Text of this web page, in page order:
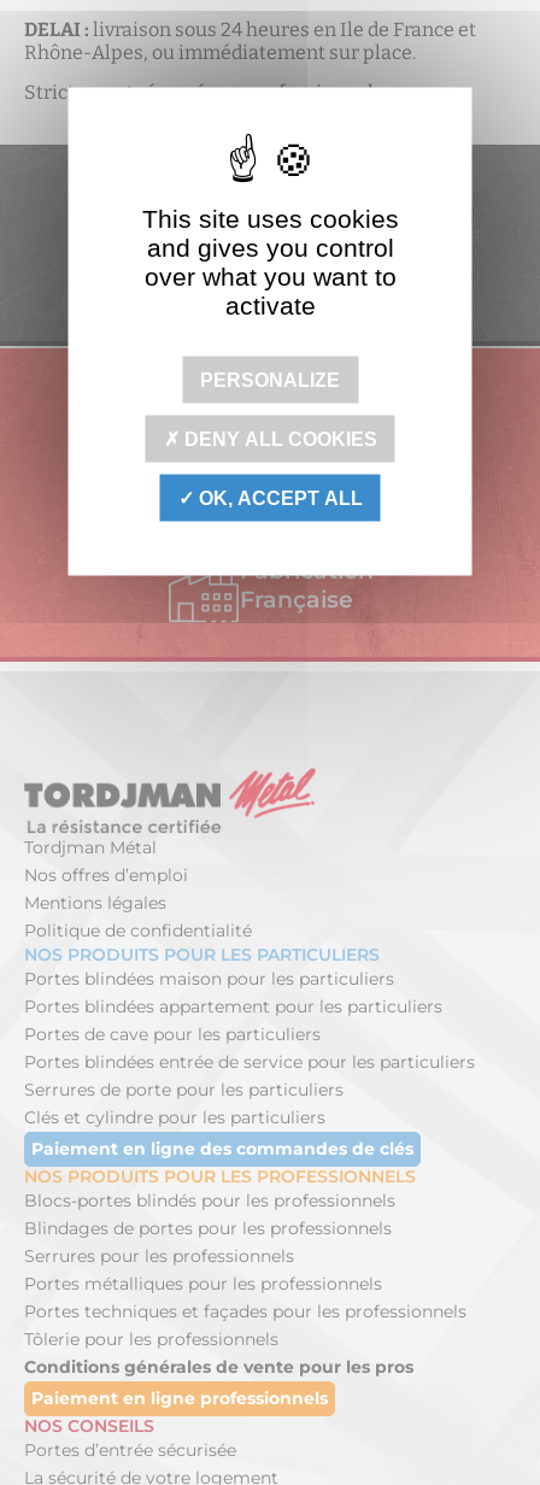
DELAI : livraison sous 24 heures en Ile de France et
Rhône-Alpes, ou immédiatement sur place.
Strictement réservé aux professionnels.
CONTACTEZ-NOUS
Leader
Français
Produits
certifiés
Fabrication
Française
Tordjman Métal
Nos offres d’emploi
Mentions légales
Politique de confidentialité
NOS PRODUITS POUR LES PARTICULIERS
Portes blindées maison pour les particuliers
Portes blindées appartement pour les particuliers
Portes de cave pour les particuliers
Portes blindées entrée de service pour les particuliers
Serrures de porte pour les particuliers
Clés et cylindre pour les particuliers
Paiement en ligne des commandes de clés
NOS PRODUITS POUR LES PROFESSIONNELS
Blocs-portes blindés pour les professionnels
Blindages de portes pour les professionnels
Serrures pour les professionnels
Portes métalliques pour les professionnels
Portes techniques et façades pour les professionnels
Tôlerie pour les professionnels
Conditions générales de vente pour les pros
Paiement en ligne professionnels
NOS CONSEILS
Portes d’entrée sécurisée
La sécurité de votre logement
This site uses cookies
and gives you control
over what you want to
activate
PERSONALIZE
DENY ALL COOKIES
OK, ACCEPT ALL